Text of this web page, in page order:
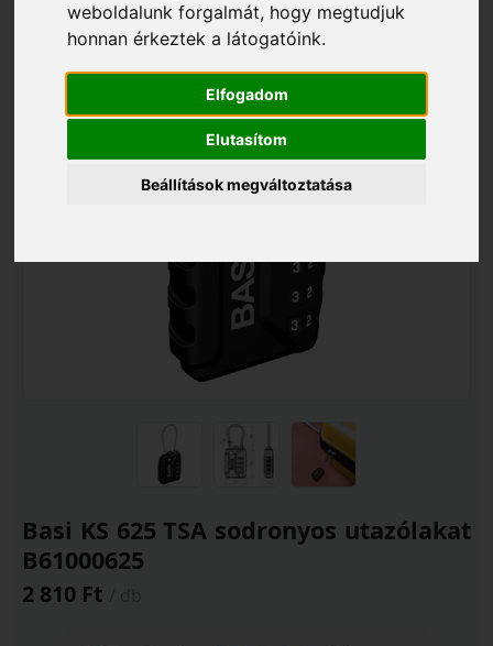
weboldalunk forgalmát, hogy megtudjuk
honnan érkeztek a látogatóink.
Elfogadom
Elutasítom
Beállítások megváltoztatása
Basi KS 625 TSA sodronyos utazólakat
B61000625
2 810 Ft